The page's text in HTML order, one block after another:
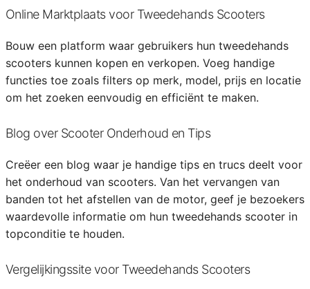
Online Marktplaats voor Tweedehands Scooters
Bouw een platform waar gebruikers hun tweedehands
scooters kunnen kopen en verkopen. Voeg handige
functies toe zoals filters op merk, model, prijs en locatie
om het zoeken eenvoudig en efficiënt te maken.
Blog over Scooter Onderhoud en Tips
Creëer een blog waar je handige tips en trucs deelt voor
het onderhoud van scooters. Van het vervangen van
banden tot het afstellen van de motor, geef je bezoekers
waardevolle informatie om hun tweedehands scooter in
topconditie te houden.
Vergelijkingssite voor Tweedehands Scooters